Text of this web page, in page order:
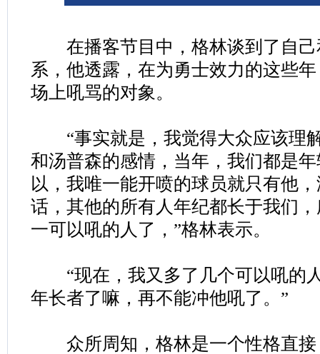
在播客节目中，格林谈到了自己
系，他透露，在为勇士效力的这些
场上吼骂的对象。
“事实就是，我觉得大众应该理
和汤普森的感情，当年，我们都是
以，我唯一能开喷的球员就只有他
话，其他的所有人年纪都长于我们
一可以吼的人了，”格林表示。
“现在，我又多了几个可以吼的
年长者了嘛，再不能冲他吼了。”
众所周知，格林是一个性格直接